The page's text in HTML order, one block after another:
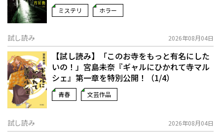
ミステリ ホラー
試し読み 2026年08月04日
【試し読み】「このお寺をもっと有名にした
いの！」宮島未奈『ギャルにひかれて寺マル
シェ』第一章を特別公開！（1/4）
青春 文芸作品
試し読み 2026年08月04日